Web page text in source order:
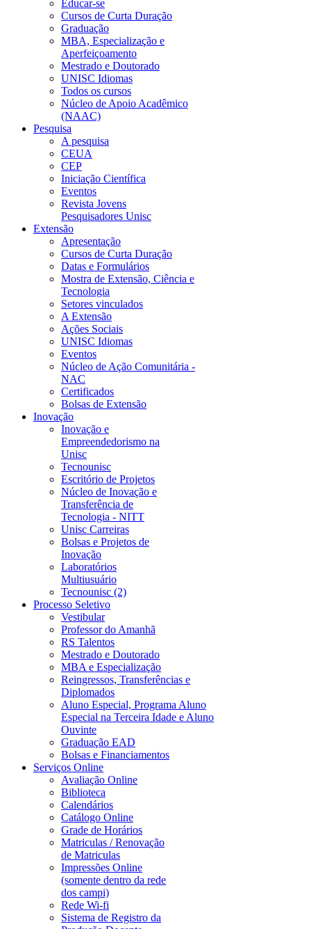
Educar-se
Cursos de Curta Duração
Graduação
MBA, Especialização e
Aperfeiçoamento
Mestrado e Doutorado
UNISC Idiomas
Todos os cursos
Núcleo de Apoio Acadêmico
(NAAC)
Pesquisa
A pesquisa
CEUA
CEP
Iniciação Científica
Eventos
Revista Jovens
Pesquisadores Unisc
Extensão
Apresentação
Cursos de Curta Duração
Datas e Formulários
Mostra de Extensão, Ciência e
Tecnologia
Setores vinculados
A Extensão
Ações Sociais
UNISC Idiomas
Eventos
Núcleo de Ação Comunitária -
NAC
Certificados
Bolsas de Extensão
Inovação
Inovação e
Empreendedorismo na
Unisc
Tecnounisc
Escritório de Projetos
Núcleo de Inovação e
Transferência de
Tecnologia - NITT
Unisc Carreiras
Bolsas e Projetos de
Inovação
Laboratórios
Multiusuário
Tecnounisc (2)
Processo Seletivo
Vestibular
Professor do Amanhã
RS Talentos
Mestrado e Doutorado
MBA e Especialização
Reingressos, Transferências e
Diplomados
Aluno Especial, Programa Aluno
Especial na Terceira Idade e Aluno
Ouvinte
Graduação EAD
Bolsas e Financiamentos
Serviços Online
Avaliação Online
Biblioteca
Calendários
Catálogo Online
Grade de Horários
Matriculas / Renovação
de Matriculas
Impressões Online
(somente dentro da rede
dos campi)
Rede Wi-fi
Sistema de Registro da